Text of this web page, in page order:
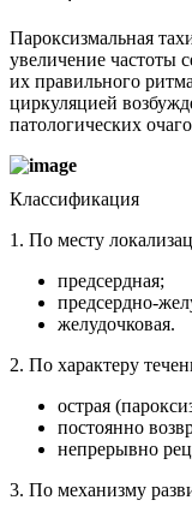
Пароксизмальная
увеличение частоты
их правильного
циркуляцией
патологических
Классификация
1. По месту
предсердная;
предсердно-
желудочковая.
2. По характеру
острая
постоянно
непрерывно
3. По механизму